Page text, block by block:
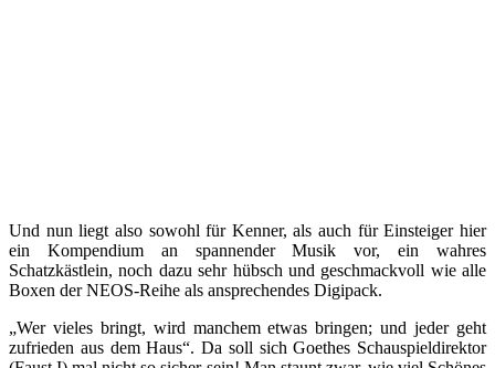
Und nun liegt also sowohl für Kenner, als auch für Einsteiger hier
ein Kompendium an spannender Musik vor, ein wahres
Schatzkästlein, noch dazu sehr hübsch und geschmackvoll wie alle
Boxen der NEOS-Reihe als ansprechendes Digipack.
„Wer vieles bringt, wird manchem etwas bringen; und jeder geht
zufrieden aus dem Haus“. Da soll sich Goethes Schauspieldirektor